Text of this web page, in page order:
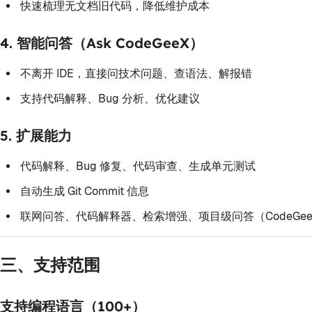
快速梳理无文档旧代码，降低维护成本
4. 智能问答（Ask CodeGeeX）
不离开 IDE，直接问技术问题、查语法、解报错
支持代码解释、Bug 分析、优化建议
5. 扩展能力
代码解释、Bug 修复、代码审查、生成单元测试
自动生成 Git Commit 信息
联网问答、代码解释器、检索增强、项目级问答（
三、支持范围
支持编程语言（100+）